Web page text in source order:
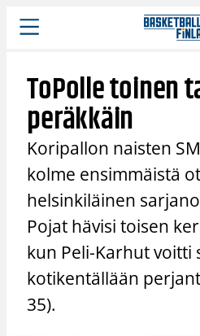
Siirry
sisältöön
ToPolle toinen
peräkkäin
Koripallon naisten
kolme ensimmäistä
helsinkiläinen
Pojat hävisi toisen
kun Peli-Karhut voitti
kotikentällään
35).